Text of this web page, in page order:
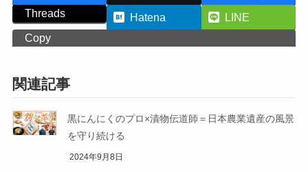
Threads
Hatena
LINE
Copy
関連記事
黒にんにくのプロ×漬物伝道師＝日本農業遺産の風景
を守り続ける
2024年9月8日